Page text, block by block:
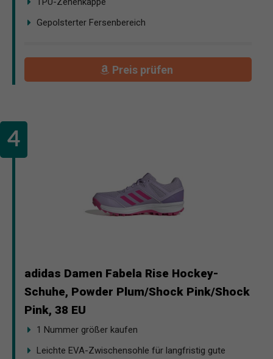
Gepolsterter Fersenbereich
Preis prüfen
adidas Damen Fabela Rise Hockey-
Schuhe, Powder Plum/Shock Pink/Shock
Pink, 38 EU
1 Nummer größer kaufen
Leichte EVA-Zwischensohle für langfristig gute